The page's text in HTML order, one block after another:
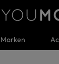
Marken